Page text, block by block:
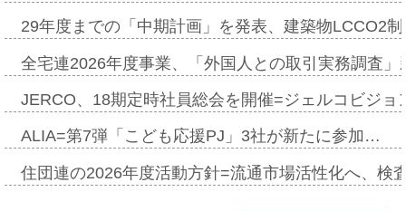
29年度までの「中期計画」を発表、建築物LCCO2
全宅連2026年度事業、「外国人との取引実務調査
JERCO、18期定時社員総会を開催=ジェルコビジ
ALIA=第7弾「こども応援PJ」3社が新たに参加…
住団連の2026年度活動方針=流通市場活性化へ、検